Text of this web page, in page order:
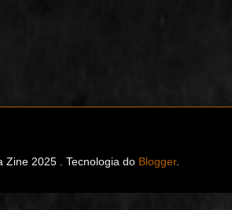
Zine 2025 . Tecnologia do Blogger.